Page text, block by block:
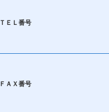
ＴＥＬ番号
ＦＡＸ番号